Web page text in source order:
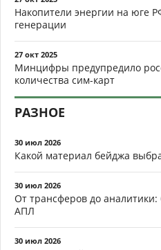
Накопители энергии на юге
генерации
27 окт 2025
Минцифры предупредило
количества сим-карт
РАЗНОЕ
30 июл 2026
Какой материал бейджа
30 июл 2026
От трансферов до аналитики:
АПЛ
30 июл 2026